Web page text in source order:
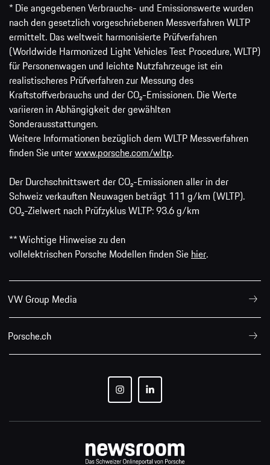
* Die angegebenen Verbrauchs- und Emissionswerte wurden
nach den gesetzlich vorgeschriebenen Messverfahren WLTP
ermittelt. Das weltweit harmonisierte Prüfverfahren
(Worldwide Harmonized Light Vehicles Test Procedure, WLTP)
für Personenwagen und leichte Nutzfahrzeuge ist ein
realistischeres Prüfverfahren zur Messung des
Kraftstoffverbrauchs und der CO₂-Emissionen. Die Werte
variieren in Abhängigkeit der gewählten
Sonderausstattungen.
Weitere Informationen bezüglich dem WLTP Messverfahren
finden Sie unterwww.porsche.com/wltp.
Der Durchschnittswert der CO₂-Emissionen aller in der
Schweiz verkauften Neuwagen beträgt 111 g/km (WLTP).
CO₂-Zielwert nach Prüfzyklus WLTP: 93.6 g/km
** Wichtige Hinweise zu den
vollelektrischen Porsche Modellen finden Sie hier.
VW Group Media
Porsche.ch